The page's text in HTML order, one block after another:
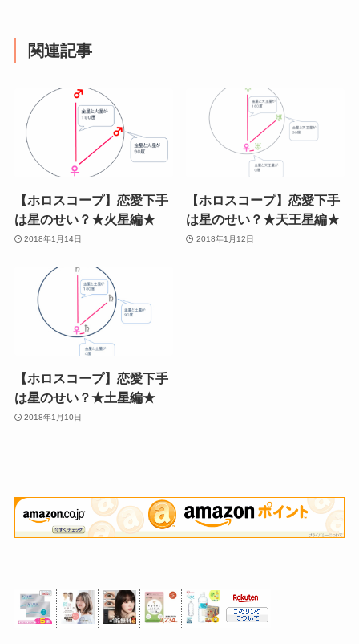
関連記事
【ホロスコープ】恋愛下手
は星のせい？★火星編★
2018年1月14日
【ホロスコープ】恋愛下手
は星のせい？★天王星編★
2018年1月12日
【ホロスコープ】恋愛下手
は星のせい？★土星編★
2018年1月10日